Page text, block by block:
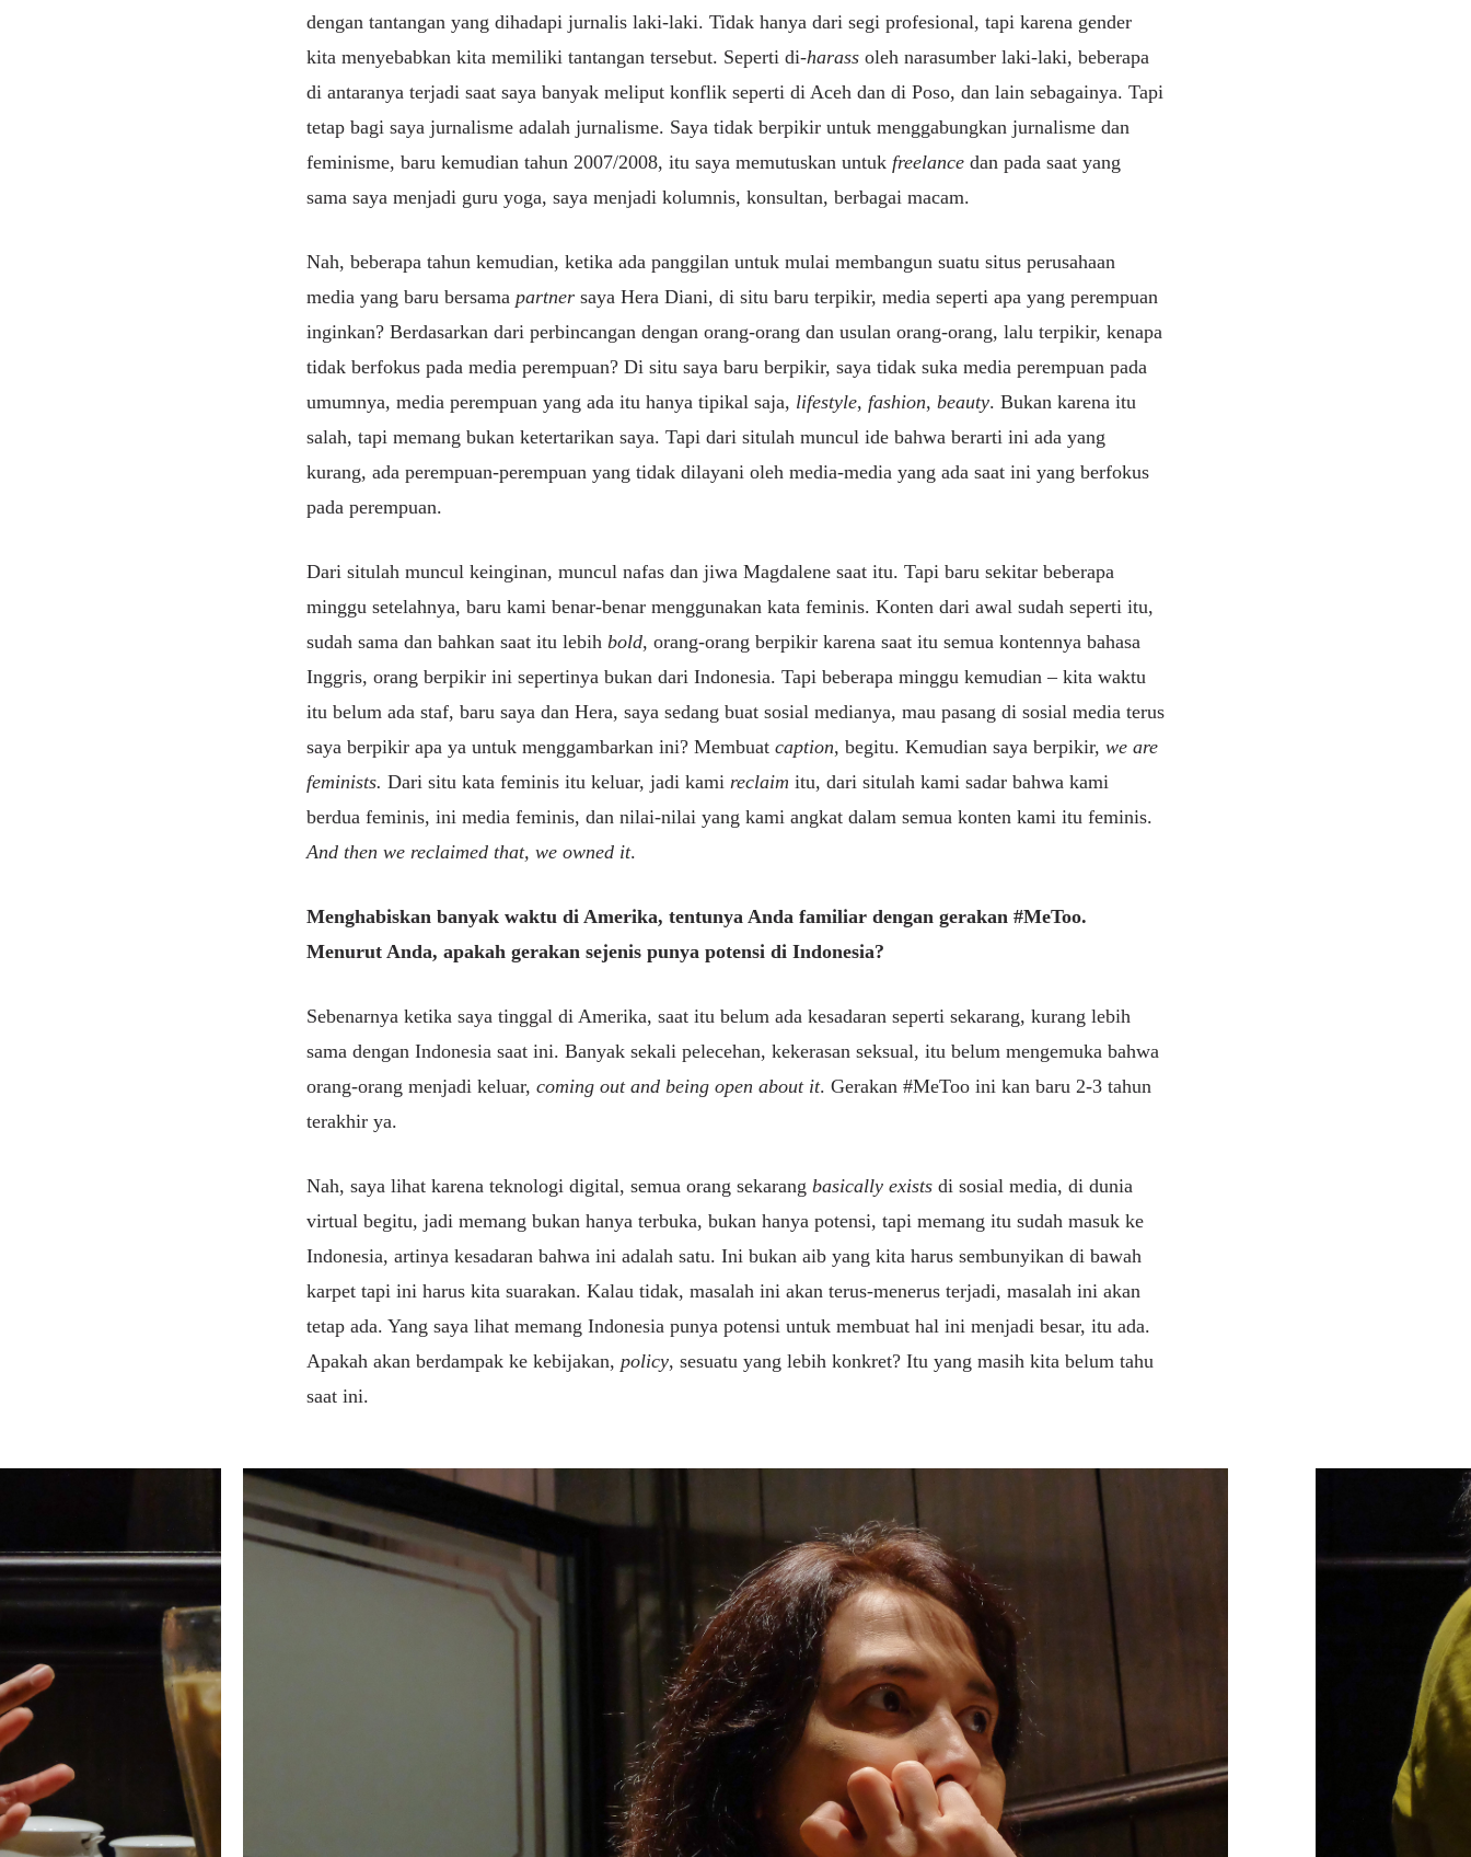
dengan tantangan yang dihadapi jurnalis laki-laki. Tidak hanya dari segi profesional, tapi karena gender
kita menyebabkan kita memiliki tantangan tersebut. Seperti di-harassoleh narasumber laki-laki, beberapa
di antaranya terjadi saat saya banyak meliput konflik seperti di Aceh dan di Poso, dan lain sebagainya. Tapi
tetap bagi saya jurnalisme adalah jurnalisme. Saya tidak berpikir untuk menggabungkan jurnalisme dan
feminisme, baru kemudian tahun 2007/2008, itu saya memutuskan untuk freelancedan pada saat yang
sama saya menjadi guru yoga, saya menjadi kolumnis, konsultan, berbagai macam.
Nah, beberapa tahun kemudian, ketika ada panggilan untuk mulai membangun suatu situs perusahaan
media yang baru bersama partnersaya Hera Diani, di situ baru terpikir, media seperti apa yang perempuan
inginkan? Berdasarkan dari perbincangan dengan orang-orang dan usulan orang-orang, lalu terpikir, kenapa
tidak berfokus pada media perempuan? Di situ saya baru berpikir, saya tidak suka media perempuan pada
umumnya, media perempuan yang ada itu hanya tipikal saja, lifestyle, fashion, beauty. Bukan karena itu
salah, tapi memang bukan ketertarikan saya. Tapi dari situlah muncul ide bahwa berarti ini ada yang
kurang, ada perempuan-perempuan yang tidak dilayani oleh media-media yang ada saat ini yang berfokus
pada perempuan.
Dari situlah muncul keinginan, muncul nafas dan jiwa Magdalene saat itu. Tapi baru sekitar beberapa
minggu setelahnya, baru kami benar-benar menggunakan kata feminis. Konten dari awal sudah seperti itu,
sudah sama dan bahkan saat itu lebih bold, orang-orang berpikir karena saat itu semua kontennya bahasa
Inggris, orang berpikir ini sepertinya bukan dari Indonesia. Tapi beberapa minggu kemudian – kita waktu
itu belum ada staf, baru saya dan Hera, saya sedang buat sosial medianya, mau pasang di sosial media terus
saya berpikir apa ya untuk menggambarkan ini? Membuat caption, begitu. Kemudian saya berpikir, we are
feminists. Dari situ kata feminis itu keluar, jadi kami reclaim itu, dari situlah kami sadar bahwa kami
berdua feminis, ini media feminis, dan nilai-nilai yang kami angkat dalam semua konten kami itu feminis.
And then we reclaimed that, we owned it.
Menghabiskan banyak waktu di Amerika, tentunya Anda familiar dengan gerakan #MeToo.
Menurut Anda, apakah gerakan sejenis punya potensi di Indonesia?
Sebenarnya ketika saya tinggal di Amerika, saat itu belum ada kesadaran seperti sekarang, kurang lebih
sama dengan Indonesia saat ini. Banyak sekali pelecehan, kekerasan seksual, itu belum mengemuka bahwa
orang-orang menjadi keluar, coming out and being open about it. Gerakan #MeToo ini kan baru 2-3 tahun
terakhir ya.
Nah, saya lihat karena teknologi digital, semua orang sekarang basically exists di sosial media, di dunia
virtual begitu, jadi memang bukan hanya terbuka, bukan hanya potensi, tapi memang itu sudah masuk ke
Indonesia, artinya kesadaran bahwa ini adalah satu. Ini bukan aib yang kita harus sembunyikan di bawah
karpet tapi ini harus kita suarakan. Kalau tidak, masalah ini akan terus-menerus terjadi, masalah ini akan
tetap ada. Yang saya lihat memang Indonesia punya potensi untuk membuat hal ini menjadi besar, itu ada.
Apakah akan berdampak ke kebijakan, policy, sesuatu yang lebih konkret? Itu yang masih kita belum tahu
saat ini.